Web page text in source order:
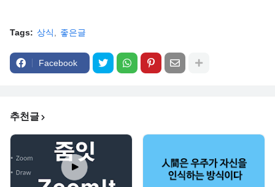
Tags: 상식 좋은글
Facebook
추천글